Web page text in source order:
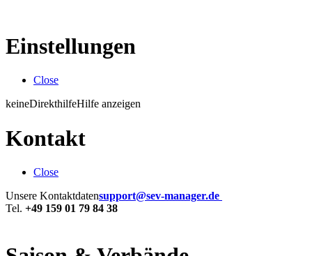
Einstellungen
Close
keineDirekthilfeHilfe anzeigen
Kontakt
Close
Unsere Kontaktdatensupport@sev-manager.de
Tel. +49 159 01 79 84 38